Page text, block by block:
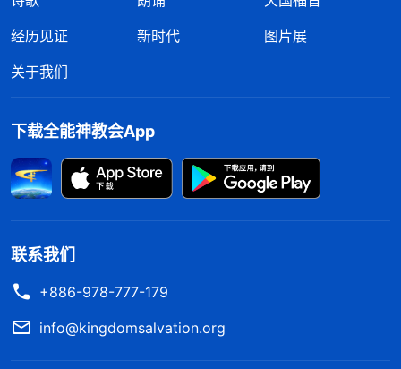
经历见证
新时代
图片展
关于我们
下载全能神教会App
联系我们
+886-978-777-179
info@kingdomsalvation.org